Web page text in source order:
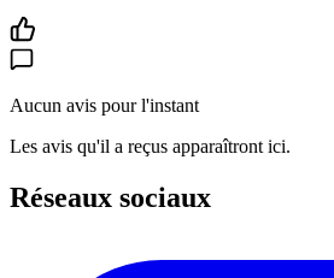
Aucun avis pour l'instant
Les avis qu'il a reçus apparaîtront ici.
Réseaux sociaux